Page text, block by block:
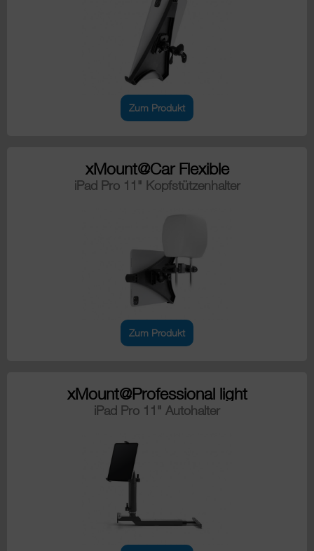
Zum Produkt
xMount@Car Flexible
iPad Pro 11" Kopfstützenhalter
Zum Produkt
xMount@Professional light
iPad Pro 11" Autohalter